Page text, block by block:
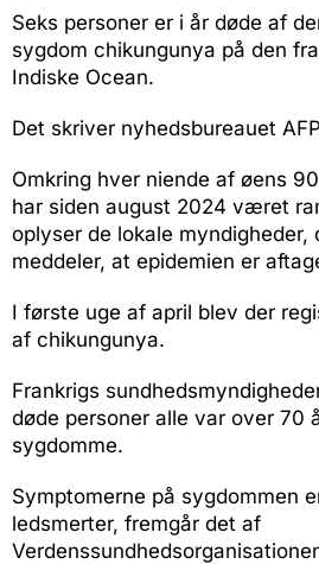
Seks personer er i år døde af
sygdom chikungunya på den
Indiske Ocean.
Det skriver nyhedsbureauet
Omkring hver niende af øens
har siden august 2024 været
oplyser de lokale myndigheder,
meddeler, at epidemien er
I første uge af april blev der
af chikungunya.
Frankrigs
døde personer alle var over 70
sygdomme.
Symptomerne på sygdommen
ledsmerter, fremgår det af